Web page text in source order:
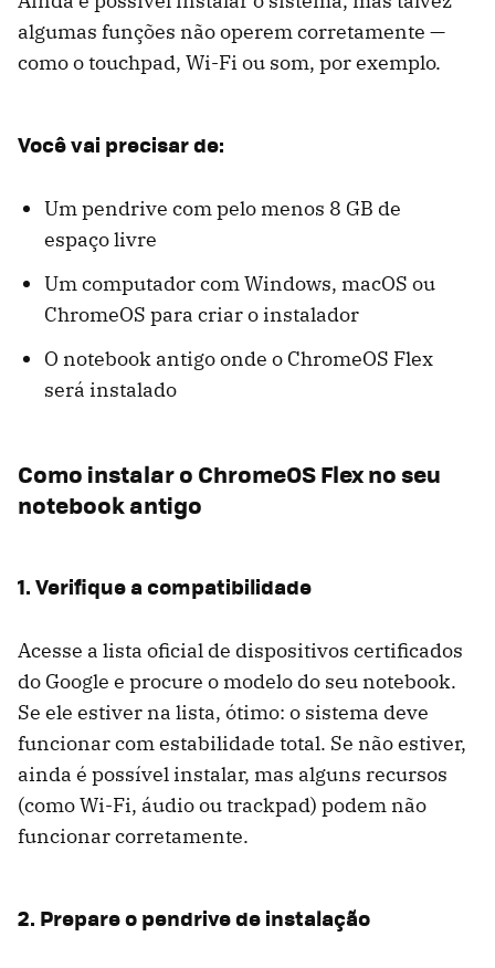
algumas funções não operem corretamente —
como o touchpad, Wi-Fi ou som, por exemplo.
Você vai precisar de:
Um pendrive com pelo menos 8 GB de
espaço livre
Um computador com Windows, macOS ou
ChromeOS para criar o instalador
O notebook antigo onde o ChromeOS Flex
será instalado
Como instalar o ChromeOS Flex no seu
notebook antigo
1. Verifique a compatibilidade
Acesse a lista oficial de dispositivos certificados
do Google e procure o modelo do seu notebook.
Se ele estiver na lista, ótimo: o sistema deve
funcionar com estabilidade total. Se não estiver,
ainda é possível instalar, mas alguns recursos
(como Wi-Fi, áudio ou trackpad) podem não
funcionar corretamente.
2. Prepare o pendrive de instalação